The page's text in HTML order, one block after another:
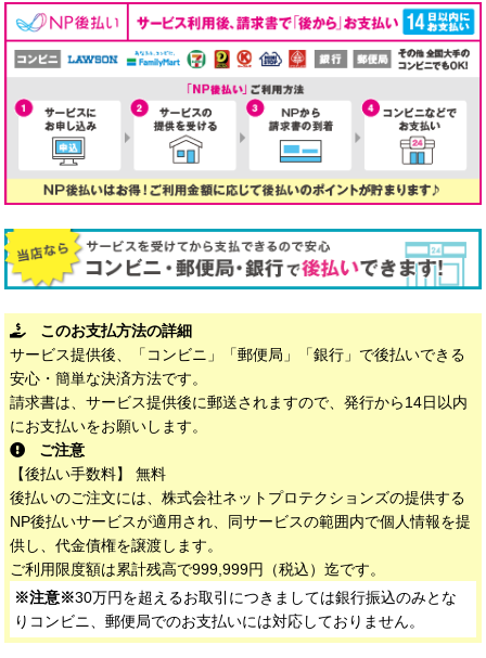
このお支払方法の詳細
サービス提供後、「コンビニ」「郵便局」「銀行」で後払いできる
安心・簡単な決済方法です。
請求書は、サービス提供後に郵送されますので、発行から14日以内
にお支払いをお願いします。
ご注意
【後払い手数料】 無料
後払いのご注文には、株式会社ネットプロテクションズの提供する
NP後払いサービスが適用され、同サービスの範囲内で個人情報を提
供し、代金債権を譲渡します。
ご利用限度額は累計残高で999,999円（税込）迄です。
※注意※30万円を超えるお取引につきましては銀行振込のみとな
りコンビニ、郵便局でのお支払いには対応しておりません。